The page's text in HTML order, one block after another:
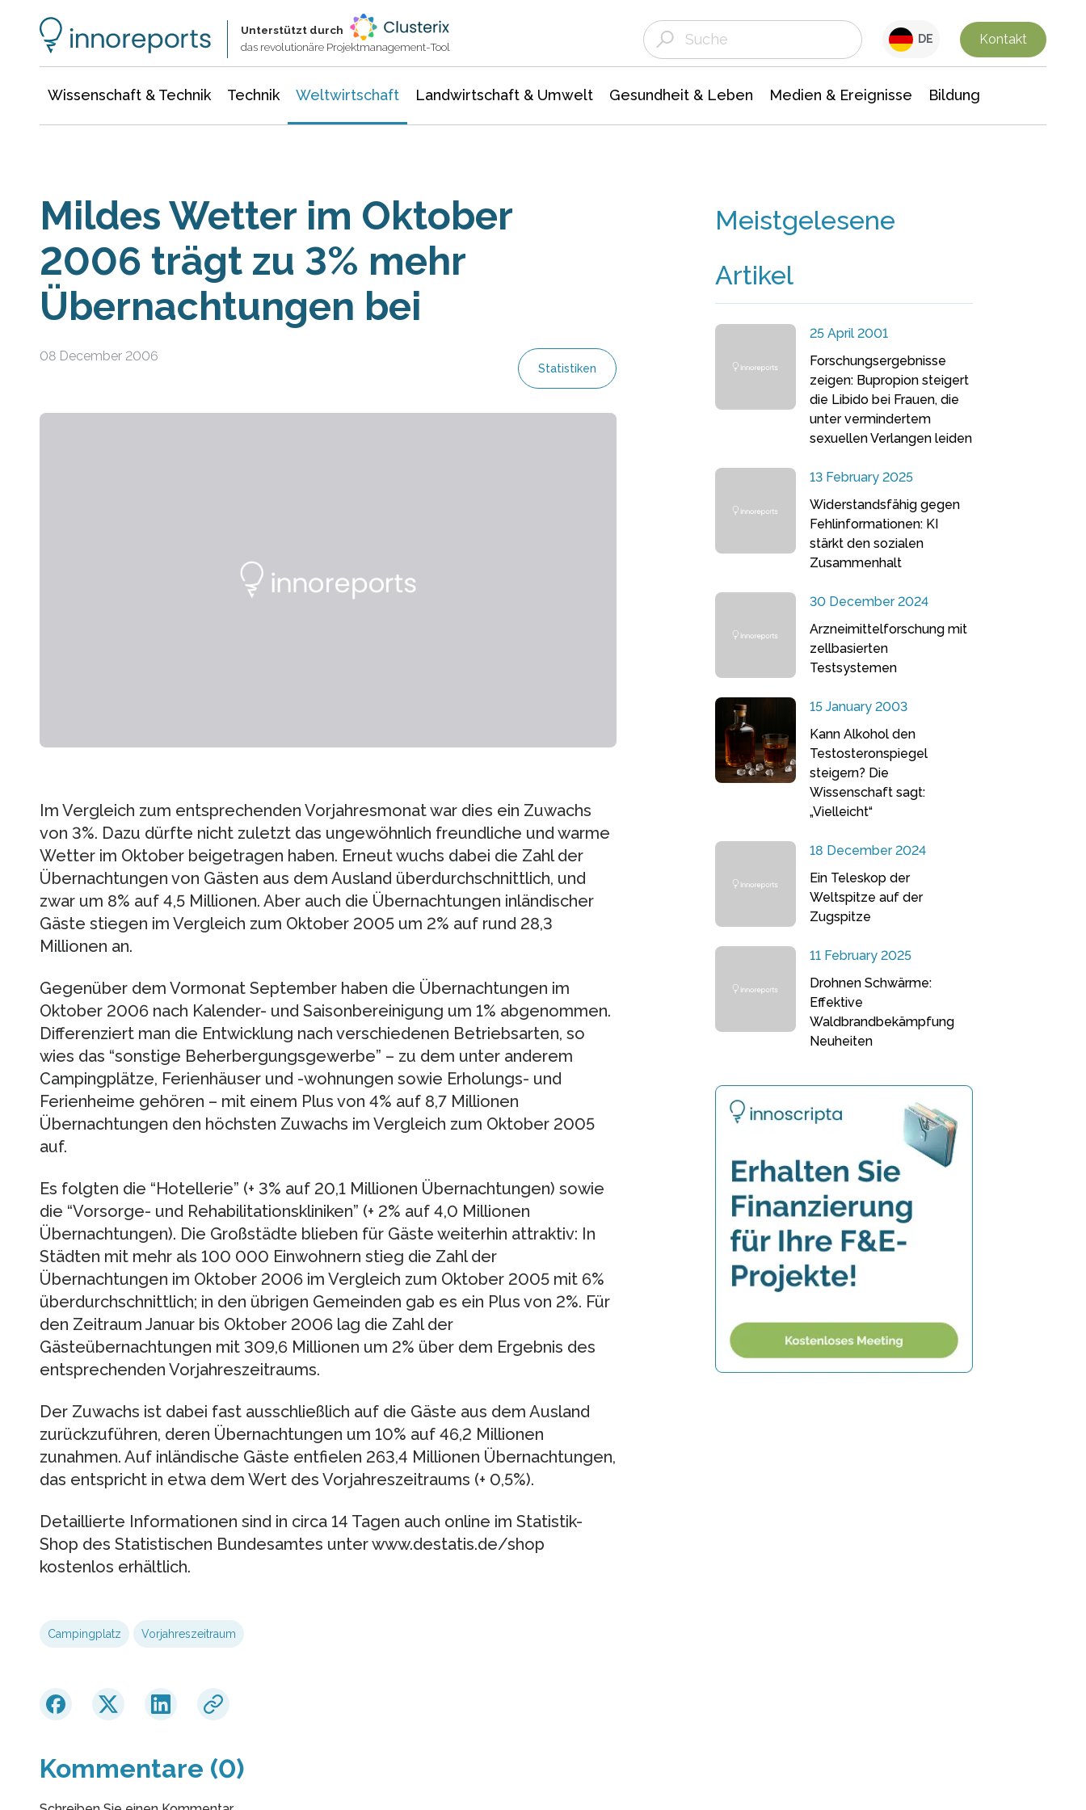
Unterstützt durch
das revolutionäre Projektmanagement-Tool
DE Kontakt
Wissenschaft & Technik Technik Weltwirtschaft Landwirtschaft & Umwelt Gesundheit & Leben Medien & Ereignisse Bildung
Mildes Wetter im Oktober
2006 trägt zu 3% mehr
Übernachtungen bei
08 December 2006
Statistiken
Im Vergleich zum entsprechenden Vorjahresmonat war dies ein Zuwachs
von 3%. Dazu dürfte nicht zuletzt das ungewöhnlich freundliche und warme
Wetter im Oktober beigetragen haben. Erneut wuchs dabei die Zahl der
Übernachtungen von Gästen aus dem Ausland überdurchschnittlich, und
zwar um 8% auf 4,5 Millionen. Aber auch die Übernachtungen inländischer
Gäste stiegen im Vergleich zum Oktober 2005 um 2% auf rund 28,3
Millionen an.
Gegenüber dem Vormonat September haben die Übernachtungen im
Oktober 2006 nach Kalender- und Saisonbereinigung um 1% abgenommen.
Differenziert man die Entwicklung nach verschiedenen Betriebsarten, so
wies das “sonstige Beherbergungsgewerbe” – zu dem unter anderem
Campingplätze, Ferienhäuser und -wohnungen sowie Erholungs- und
Ferienheime gehören – mit einem Plus von 4% auf 8,7 Millionen
Übernachtungen den höchsten Zuwachs im Vergleich zum Oktober 2005
auf.
Es folgten die “Hotellerie” (+ 3% auf 20,1 Millionen Übernachtungen) sowie
die “Vorsorge- und Rehabilitationskliniken” (+ 2% auf 4,0 Millionen
Übernachtungen). Die Großstädte blieben für Gäste weiterhin attraktiv: In
Städten mit mehr als 100 000 Einwohnern stieg die Zahl der
Übernachtungen im Oktober 2006 im Vergleich zum Oktober 2005 mit 6%
überdurchschnittlich; in den übrigen Gemeinden gab es ein Plus von 2%. Für
den Zeitraum Januar bis Oktober 2006 lag die Zahl der
Gästeübernachtungen mit 309,6 Millionen um 2% über dem Ergebnis des
entsprechenden Vorjahreszeitraums.
Der Zuwachs ist dabei fast ausschließlich auf die Gäste aus dem Ausland
zurückzuführen, deren Übernachtungen um 10% auf 46,2 Millionen
zunahmen. Auf inländische Gäste entfielen 263,4 Millionen Übernachtungen,
das entspricht in etwa dem Wert des Vorjahreszeitraums (+ 0,5%).
Detaillierte Informationen sind in circa 14 Tagen auch online im Statistik-
Shop des Statistischen Bundesamtes unter www.destatis.de/shop
kostenlos erhältlich.
Campingplatz Vorjahreszeitraum
Kommentare (0)
Meistgelesene
Artikel
25 April 2001
Forschungsergebnisse
zeigen: Bupropion steigert
die Libido bei Frauen, die
unter vermindertem
sexuellen Verlangen leiden
13 February 2025
Widerstandsfähig gegen
Fehlinformationen: KI
stärkt den sozialen
Zusammenhalt
30 December 2024
Arzneimittelforschung mit
zellbasierten
Testsystemen
15 January 2003
Kann Alkohol den
Testosteronspiegel
steigern? Die
Wissenschaft sagt:
„Vielleicht“
18 December 2024
Ein Teleskop der
Weltspitze auf der
Zugspitze
11 February 2025
Drohnen Schwärme:
Effektive
Waldbrandbekämpfung
Neuheiten